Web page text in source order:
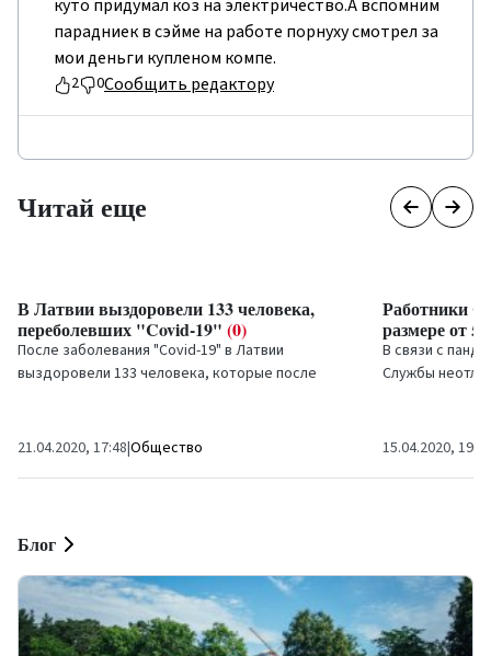
куто придумал коз на электричество.А вспомним
парадниек в сэйме на работе порнуху смотрел за
мои деньги купленом компе.
2 0Сообщить редактору
Читай еще
В Латвии выздоровели 133 человека,
переболевших "Covid-19" (0)
После заболевания "Covid-19" в Латвии
выздоровели 133 человека, которые после
21.04.2020, 17:48|Общество
Работники
размере от 5
В связи с
Службы
15.04.2020, 19:21
Блог